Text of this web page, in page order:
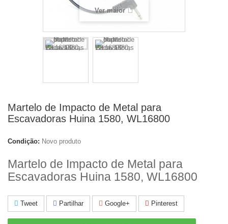
Ver maior
Martelo de Impacto de Metal para
Escavadoras Huina 1580, WL16800
Condição: Novo produto
Martelo de Impacto de Metal para
Escavadoras Huina 1580, WL16800
Tweet Partilhar Google+ Pinterest